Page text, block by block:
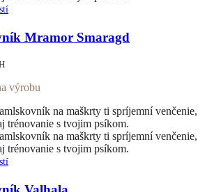
Tento
má
viacero
si
môžete
vybrať
na
stránke
produktu.
Mramor Smaragd
výrobu
Tento
má